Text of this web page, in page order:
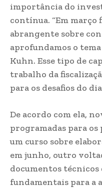
importância do
contínua. “Em março
abrangente sobre
aprofundamos o
Kuhn. Esse tipo de
trabalho da
para os desafios do
De acordo com ela,
programadas para os
um curso sobre
em junho, outro
documentos técnicos
fundamentais para a